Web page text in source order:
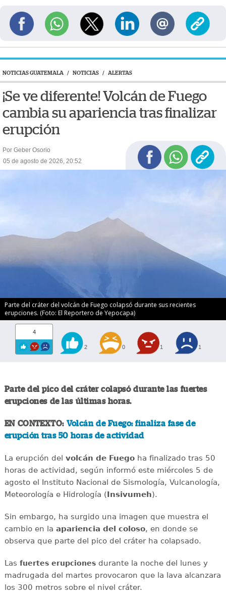
NOTICIAS GUATEMALA / NOTICIAS / ALERTAS
¡Se ve diferente! Volcán de Fuego
cambia su apariencia tras finalizar
erupción
Por Geber Osorio
05 de agosto de 2026, 20:52
Parte del cráter del volcán de Fuego colapsó durante sus recientes
erupciones. (Foto: El Reportero de Yepocapa)
4
2 0 1 1
Parte del pico del cráter colapsó durante las fuertes
erupciones de las últimas horas.
EN CONTEXTO: Volcán de Fuego: finaliza fase de
erupción tras 50 horas de actividad
La erupción del volcán de Fuegoha finalizado tras 50
horas de actividad, según informó este miércoles 5 de
agosto el Instituto Nacional de Sismología, Vulcanología,
Meteorología e Hidrología (Insivumeh).
Sin embargo, ha surgido una imagen que muestra el
cambio en la apariencia del coloso, en donde se
observa que parte del pico del cráter ha colapsado.
Las fuertes erupcionesdurante la noche del lunes y
madrugada del martes provocaron que la lava alcanzara
los 300 metros sobre el nivel cráter.